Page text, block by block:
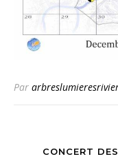
Par
CONCERT